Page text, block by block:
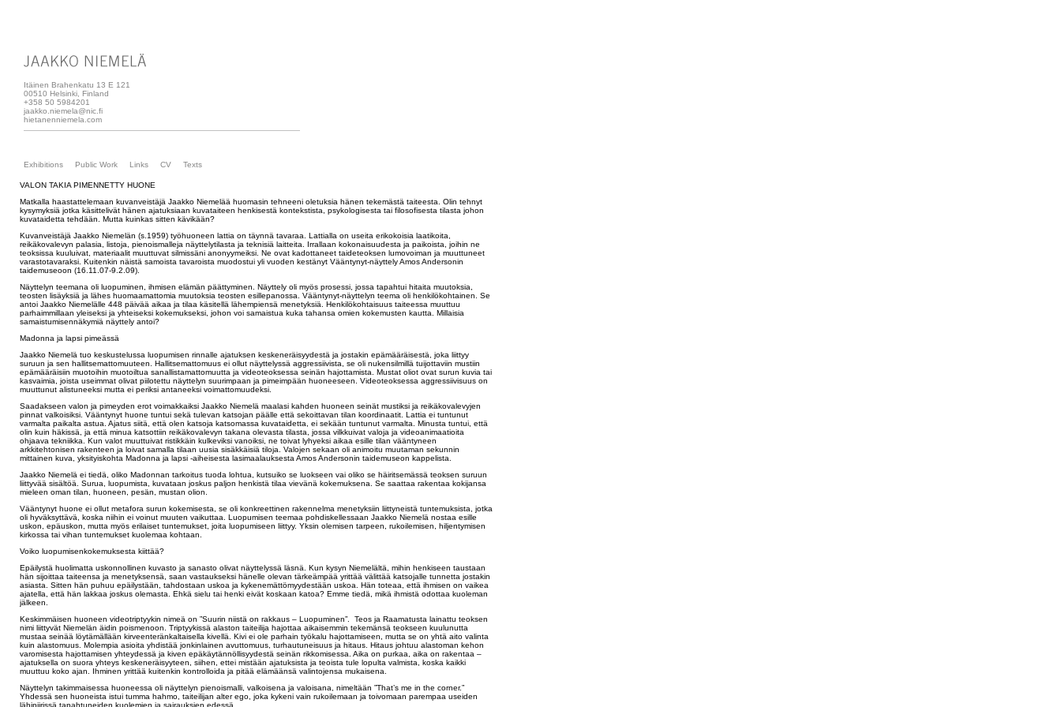
Itäinen Brahenkatu 13 E 121
00510 Helsinki, Finland
+358 50 5984201
jaakko.niemela@nic.fi
hietanenniemela.com
Exhibitions Public Work Links CV Texts
VALON TAKIA PIMENNETTY HUONE
Matkalla haastattelemaan kuvanveistäjä Jaakko Niemelää huomasin tehneeni oletuksia hänen tekemästä taiteesta. Olin tehnyt
kysymyksiä jotka käsittelivät hänen ajatuksiaan kuvataiteen henkisestä kontekstista, psykologisesta tai filosofisesta tilasta johon
kuvataidetta tehdään. Mutta kuinkas sitten kävikään?
Kuvanveistäjä Jaakko Niemelän (s.1959) työhuoneen lattia on täynnä tavaraa. Lattialla on useita erikokoisia laatikoita,
reikäkovalevyn palasia, listoja, pienoismalleja näyttelytilasta ja teknisiä laitteita. Irrallaan kokonaisuudesta ja paikoista, joihin ne
teoksissa kuuluivat, materiaalit muuttuvat silmissäni anonyymeiksi. Ne ovat kadottaneet taideteoksen lumovoiman ja muuttuneet
varastotavaraksi. Kuitenkin näistä samoista tavaroista muodostui yli vuoden kestänyt Vääntynyt-näyttely Amos Andersonin
taidemuseoon (16.11.07-9.2.09).
Näyttelyn teemana oli luopuminen, ihmisen elämän päättyminen. Näyttely oli myös prosessi, jossa tapahtui hitaita muutoksia,
teosten lisäyksiä ja lähes huomaamattomia muutoksia teosten esillepanossa. Vääntynyt-näyttelyn teema oli henkilökohtainen. Se
antoi Jaakko Niemelälle 448 päivää aikaa ja tilaa käsitellä lähempiensä menetyksiä. Henkilökohtaisuus taiteessa muuttuu
parhaimmillaan yleiseksi ja yhteiseksi kokemukseksi, johon voi samaistua kuka tahansa omien kokemusten kautta. Millaisia
samaistumisennäkymiä näyttely antoi?
Madonna ja lapsi pimeässä
Jaakko Niemelä tuo keskustelussa luopumisen rinnalle ajatuksen keskeneräisyydestä ja jostakin epämääräisestä, joka liittyy
suruun ja sen hallitsemattomuuteen. Hallitsemattomuus ei ollut näyttelyssä aggressiivista, se oli nukensilmillä tuijottaviin mustiin
epämääräisiin muotoihin muotoiltua sanallistamattomuutta ja videoteoksessa seinän hajottamista. Mustat oliot ovat surun kuvia tai
kasvaimia, joista useimmat olivat piilotettu näyttelyn suurimpaan ja pimeimpään huoneeseen. Videoteoksessa aggressiivisuus on
muuttunut alistuneeksi mutta ei periksi antaneeksi voimattomuudeksi.
Saadakseen valon ja pimeyden erot voimakkaiksi Jaakko Niemelä maalasi kahden huoneen seinät mustiksi ja reikäkovalevyjen
pinnat valkoisiksi. Vääntynyt huone tuntui sekä tulevan katsojan päälle että sekoittavan tilan koordinaatit. Lattia ei tuntunut
varmalta paikalta astua. Ajatus siitä, että olen katsoja katsomassa kuvataidetta, ei sekään tuntunut varmalta. Minusta tuntui, että
olin kuin häkissä, ja että minua katsottiin reikäkovalevyn takana olevasta tilasta, jossa vilkkuivat valoja ja videoanimaatioita
ohjaava tekniikka. Kun valot muuttuivat ristikkäin kulkeviksi vanoiksi, ne toivat lyhyeksi aikaa esille tilan vääntyneen
arkkitehtonisen rakenteen ja loivat samalla tilaan uusia sisäkkäisiä tiloja. Valojen sekaan oli animoitu muutaman sekunnin
mittainen kuva, yksityiskohta Madonna ja lapsi -aiheisesta lasimaalauksesta Amos Andersonin taidemuseon kappelista.
Jaakko Niemelä ei tiedä, oliko Madonnan tarkoitus tuoda lohtua, kutsuiko se luokseen vai oliko se häiritsemässä teoksen suruun
liittyvää sisältöä. Surua, luopumista, kuvataan joskus paljon henkistä tilaa vievänä kokemuksena. Se saattaa rakentaa kokijansa
mieleen oman tilan, huoneen, pesän, mustan olion.
Vääntynyt huone ei ollut metafora surun kokemisesta, se oli konkreettinen rakennelma menetyksiin liittyneistä tuntemuksista, jotka
oli hyväksyttävä, koska niihin ei voinut muuten vaikuttaa. Luopumisen teemaa pohdiskellessaan Jaakko Niemelä nostaa esille
uskon, epäuskon, mutta myös erilaiset tuntemukset, joita luopumiseen liittyy. Yksin olemisen tarpeen, rukoilemisen, hiljentymisen
kirkossa tai vihan tuntemukset kuolemaa kohtaan.
Voiko luopumisenkokemuksesta kiittää?
Epäilystä huolimatta uskonnollinen kuvasto ja sanasto olivat näyttelyssä läsnä. Kun kysyn Niemelältä, mihin henkiseen taustaan
hän sijoittaa taiteensa ja menetyksensä, saan vastaukseksi hänelle olevan tärkeämpää yrittää välittää katsojalle tunnetta jostakin
asiasta. Sitten hän puhuu epäilystään, tahdostaan uskoa ja kykenemättömyydestään uskoa. Hän toteaa, että ihmisen on vaikea
ajatella, että hän lakkaa joskus olemasta. Ehkä sielu tai henki eivät koskaan katoa? Emme tiedä, mikä ihmistä odottaa kuoleman
jälkeen.
Keskimmäisen huoneen videotriptyykin nimeä on ”Suurin niistä on rakkaus – Luopuminen”. Teos ja Raamatusta lainattu teoksen
nimi liittyvät Niemelän äidin poismenoon. Triptyykissä alaston taiteilija hajottaa aikaisemmin tekemänsä teokseen kuulunutta
mustaa seinää löytämällään kirveenteränkaltaisella kivellä. Kivi ei ole parhain työkalu hajottamiseen, mutta se on yhtä aito valinta
kuin alastomuus. Molempia asioita yhdistää jonkinlainen avuttomuus, turhautuneisuus ja hitaus. Hitaus johtuu alastoman kehon
varomisesta hajottamisen yhteydessä ja kiven epäkäytännöllisyydestä seinän rikkomisessa. Aika on purkaa, aika on rakentaa –
ajatuksella on suora yhteys keskeneräisyyteen, siihen, ettei mistään ajatuksista ja teoista tule lopulta valmista, koska kaikki
muuttuu koko ajan. Ihminen yrittää kuitenkin kontrolloida ja pitää elämäänsä valintojensa mukaisena.
Näyttelyn takimmaisessa huoneessa oli näyttelyn pienoismalli, valkoisena ja valoisana, nimeltään ”That’s me in the corner.”
Yhdessä sen huoneista istui tumma hahmo, taiteilijan alter ego, joka kykeni vain rukoilemaan ja toivomaan parempaa useiden
lähipiirissä tapahtuneiden kuolemien ja sairauksien edessä.